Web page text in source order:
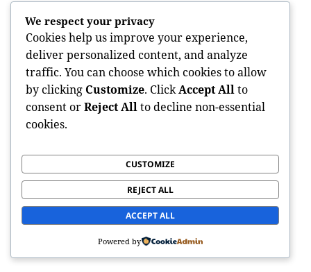
kemilau air, pegunugan dan kepulauan
We respect your privacy
Cookies help us improve your experience,
deliver personalized content, and analyze
traffic. You can choose which cookies to allow
by clicking Customize. ClickAccept Allto
consent orReject Allto decline non-essential
cookies.
CUSTOMIZE
REJECT ALL
ACCEPT ALL
Powered by